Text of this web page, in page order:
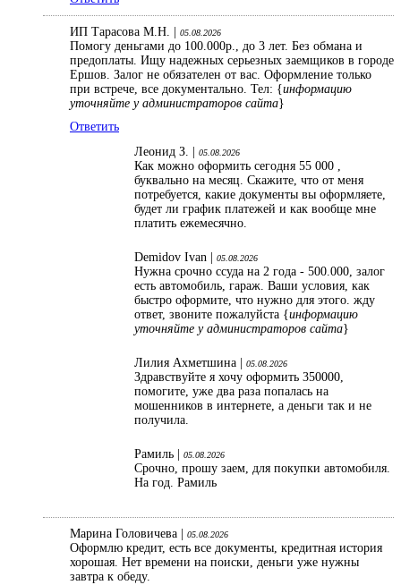
ИП Тарасова М.Н. | 05.08.2026
Помогу деньгами до 100.000р., до 3 лет. Без обмана и
предоплаты. Ищу надежных серьезных заемщиков в городе
Ершов. Залог не обязателен от вас. Оформление только
при встрече, все документально. Тел: {информацию
уточняйте у администраторов сайта}
Ответить
Леонид З. |
05.08.2026
Как можно оформить сегодня 55 000 ,
буквально на месяц. Скажите, что от меня
потребуется, какие документы вы оформляете,
будет ли график платежей и как вообще мне
платить ежемесячно.
Demidov Ivan | 05.08.2026
Нужна срочно ссуда на 2 года - 500.000, залог
есть автомобиль, гараж. Ваши условия, как
быстро оформите, что нужно для этого. жду
ответ, звоните пожалуйста {информацию
уточняйте у администраторов сайта}
Лилия Ахметшина | 05.08.2026
Здравствуйте я хочу оформить 350000,
помогите, уже два раза попалась на
мошенников в интернете, а деньги так и не
получила.
Рамиль | 05.08.2026
Срочно, прошу заем, для покупки автомобиля.
На год. Рамиль
Марина Головичева | 05.08.2026
Оформлю кредит, есть все документы, кредитная история
хорошая. Нет времени на поиски, деньги уже нужны
завтра к обеду.